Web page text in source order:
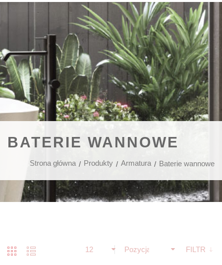
BATERIE WANNOWE
Strona główna Produkty Armatura Baterie wannowe
Pozycja FILTR
12